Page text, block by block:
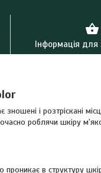
Інформація
і розтріскані
роблячи шкіру
проникає в структуру